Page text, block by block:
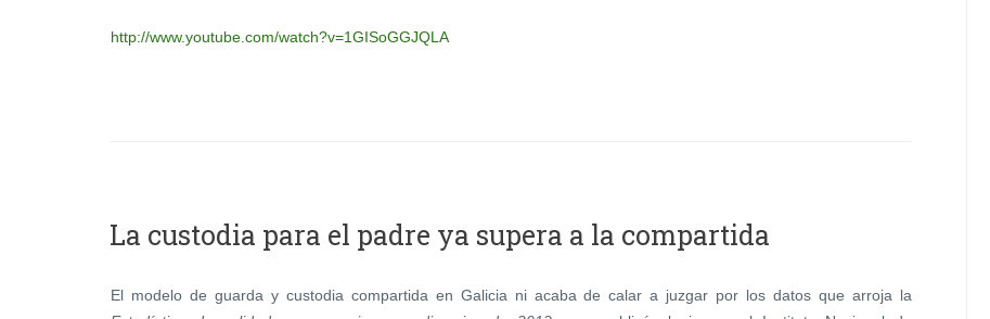
http://www.youtube.com/watch?v=1GISoGGJQLA
La custodia para el padre ya supera a la compartida
El modelo de guarda y custodia compartida en Galicia ni acaba de calar a juzgar por los datos que arroja la